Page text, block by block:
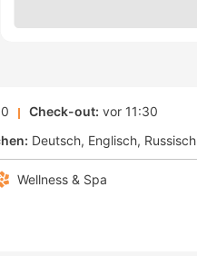
Check-out: vor 11:30
Deutsch Englisch Russisch
Wellness & Spa